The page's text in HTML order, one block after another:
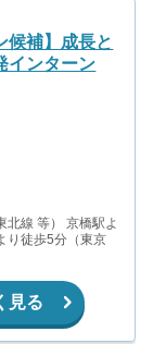
候補】成長と
インターン
北線 等） 京橋駅よ
り徒歩5分（東京
見る